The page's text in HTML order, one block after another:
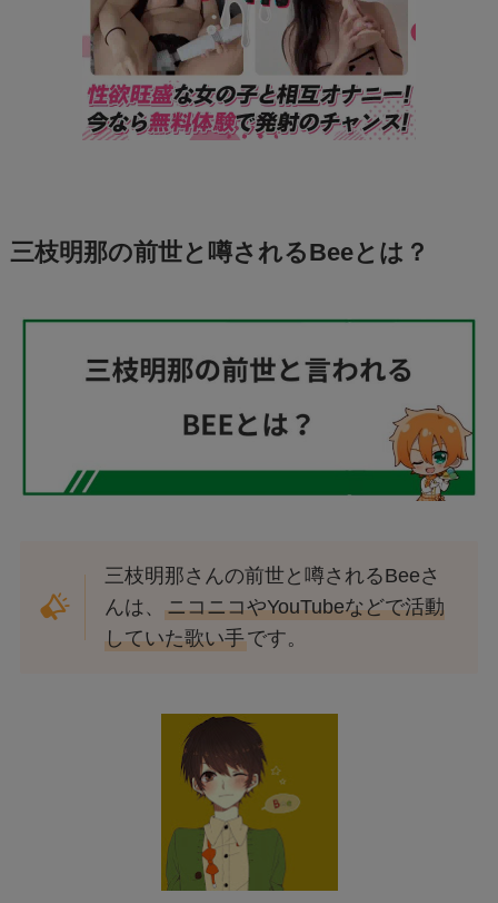
三枝明那の前世と噂されるBeeとは？
三枝明那さんの前世と噂されるBeeさ
んは、ニコニコやYouTubeなどで活動
していた歌い手です。